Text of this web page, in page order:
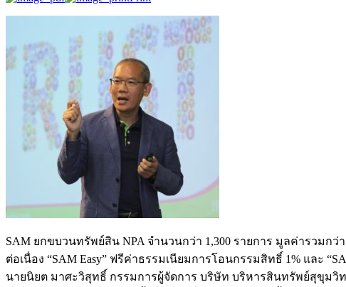
SAM ยกขบวนทรัพย์สิน NPA จำนวนกว่า 1,300 รายการ มูลค่ารวม
ต่อเนื่อง “SAM Easy” ฟรีค่าธรรมเนียมการโอนกรรมสิทธิ์ 1% และ
นายนิยต มาศะวิสุทธิ์ กรรมการผู้จัดการ บริษัท บริหารสินทรัพย์สุขุมวิท